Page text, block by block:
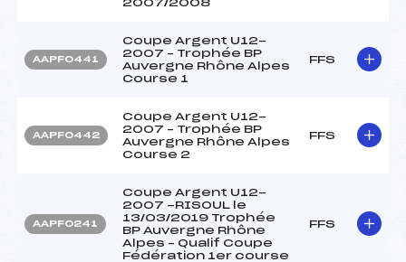
2007/2008
AAPF0441
Coupe Argent U12-
2007 – Trophée BP
Auvergne Rhône Alpes
Course 1
FFS
AAPF0442
Coupe Argent U12-
2007 – Trophée BP
Auvergne Rhône Alpes
Course 2
FFS
AAPF0241
Coupe Argent U12-
2007 -RISOUL le
13/03/2019 Trophée
BP Auvergne Rhône
Alpes – Qualif Coupe
Fédération 1er course
FFS